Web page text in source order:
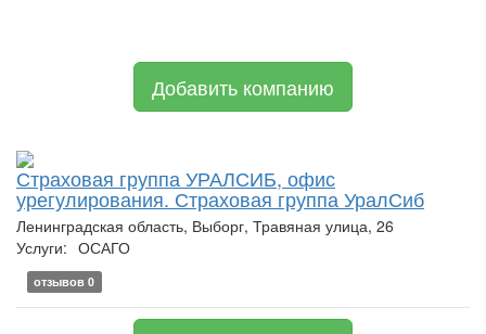
Добавить компанию
Страховая группа УРАЛСИБ, офис
урегулирования. Страховая группа УралСиб
Ленинградская область, Выборг, Травяная улица, 26
Услуги: ОСАГО
отзывов 0